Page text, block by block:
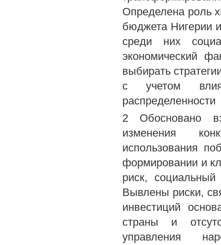
Определена роль
бюджета Нигерии
среди них
экономический
выбирать
с учетом
распределенности
2 Обосновано
изменения
использования
формировании и
риск,
Вывлены риски,
инвестиций
страны и
управления